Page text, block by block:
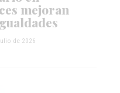
mejoran
de 2026